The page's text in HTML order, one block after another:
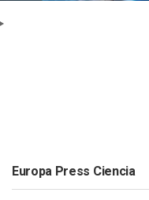
Europa Press Ciencia